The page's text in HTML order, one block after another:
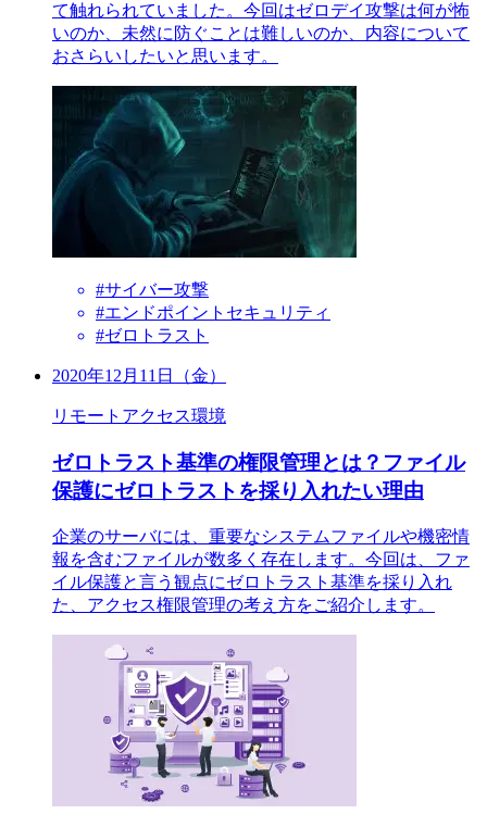
て触れられていました。今回はゼロデイ攻撃は何が怖
いのか、未然に防ぐことは難しいのか、内容について
おさらいしたいと思います。
#サイバー攻撃
#エンドポイントセキュリティ
#ゼロトラスト
2020年12月11日（金）
リモートアクセス環境
ゼロトラスト基準の権限管理とは？ファイル
保護にゼロトラストを採り入れたい理由
企業のサーバには、重要なシステムファイルや機密情
報を含むファイルが数多く存在します。今回は、ファ
イル保護と言う観点にゼロトラスト基準を採り入れ
た、アクセス権限管理の考え方をご紹介します。